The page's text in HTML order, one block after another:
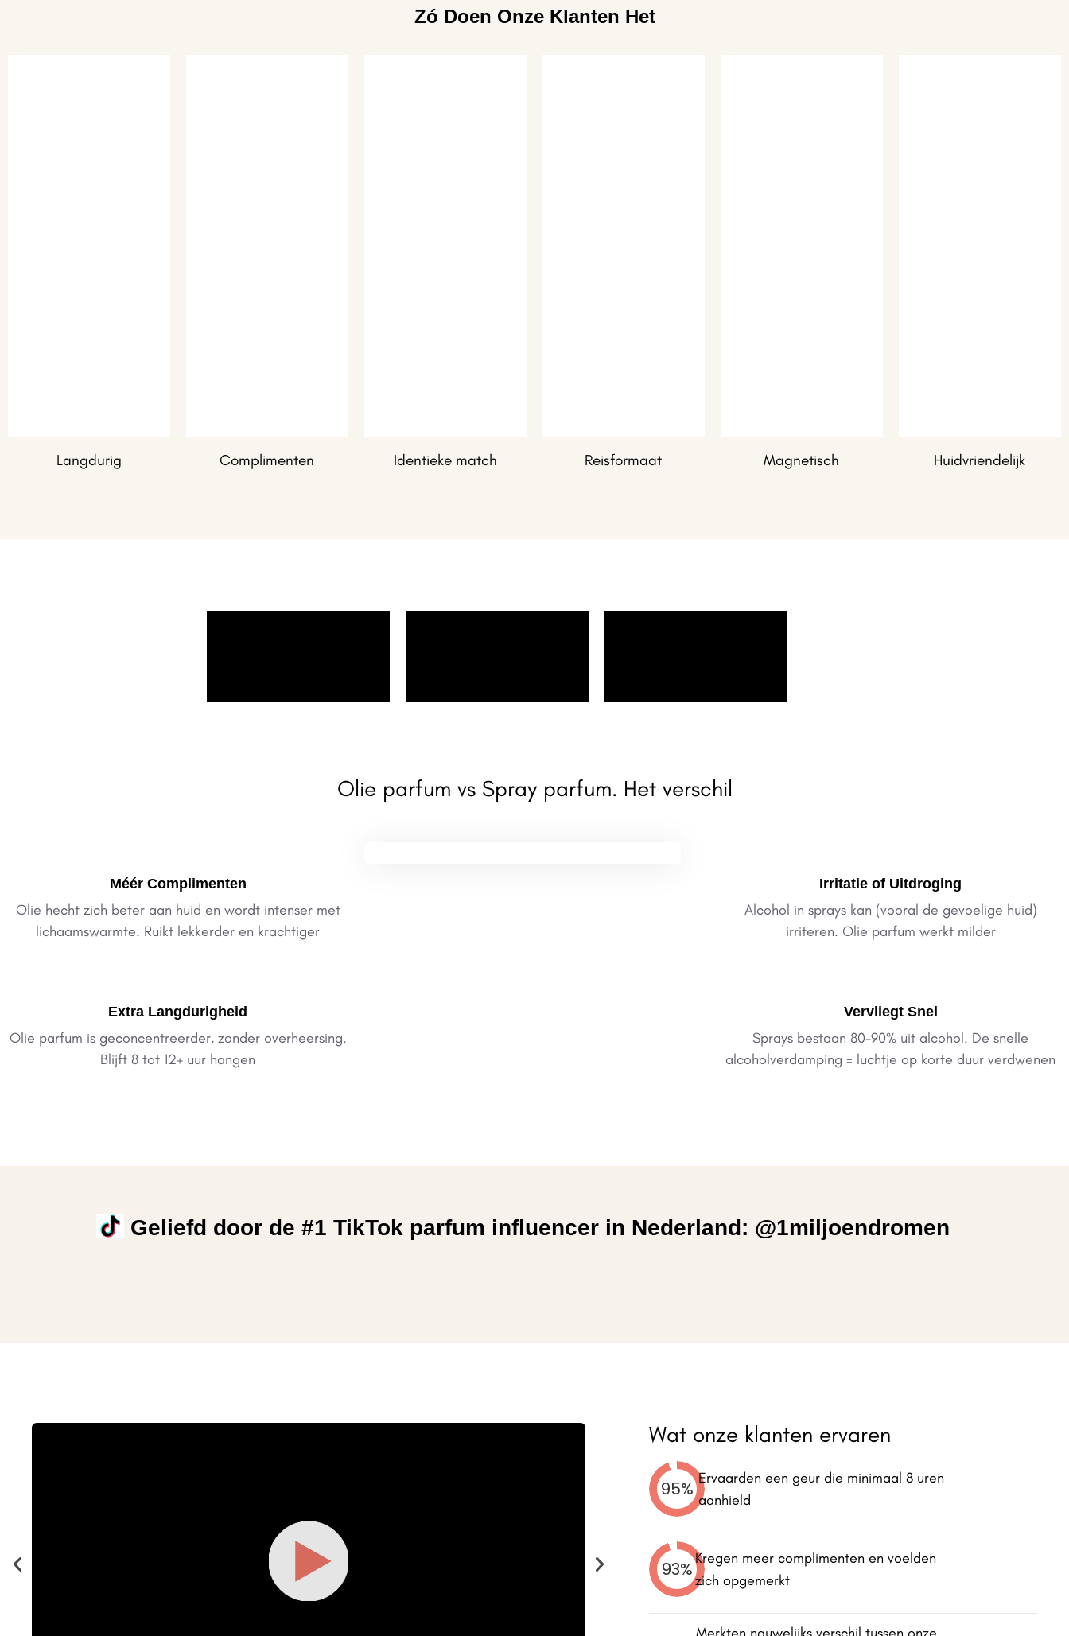
Zó Doen Onze Klanten Het
Langdurig Complimenten Identieke match Reisformaat Magnetisch Huidvriendelijk
Olie parfum vs Spray parfum. Het verschil
Méér Complimenten
Olie hecht zich beter aan huid en wordt intenser met
lichaamswarmte. Ruikt lekkerder en krachtiger
Extra Langdurigheid
Olie parfum is geconcentreerder, zonder overheersing.
Blijft 8 tot 12+ uur hangen
Irritatie of Uitdroging
Alcohol in sprays kan (vooral de gevoelige huid)
irriteren. Olie parfum werkt milder
Vervliegt Snel
Sprays bestaan 80-90% uit alcohol. De snelle
alcoholverdamping = luchtje op korte duur verdwenen
Geliefd door de #1 TikTok parfum influencer in Nederland: @1miljoendromen
Wat onze klanten ervaren
95% Ervaarden een geur die minimaal 8 uren
aanhield
93%Kregen meer complimenten en voelden
zich opgemerkt